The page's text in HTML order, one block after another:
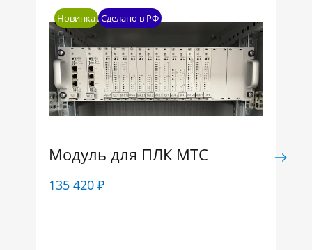
Новинка Сделано в РФ
Модуль для ПЛК МТС
135 420 ₽